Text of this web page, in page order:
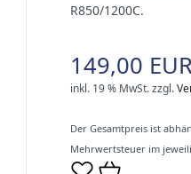
R850/1200C.
149,00
inkl. 19 % MwSt.zzgl.
Der Gesamtpreis ist
Mehrwertsteuer im